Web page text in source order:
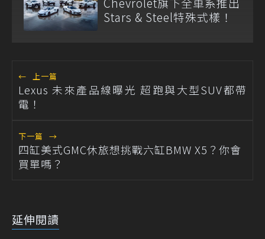
Stars & Steel特殊式樣！
← 上一篇
Lexus 未來產品線曝光 超跑與大型SUV都帶
電！
下一篇 →
四缸美式GMC休旅想挑戰六缸BMW X5？你會
買單嗎？
延伸閱讀